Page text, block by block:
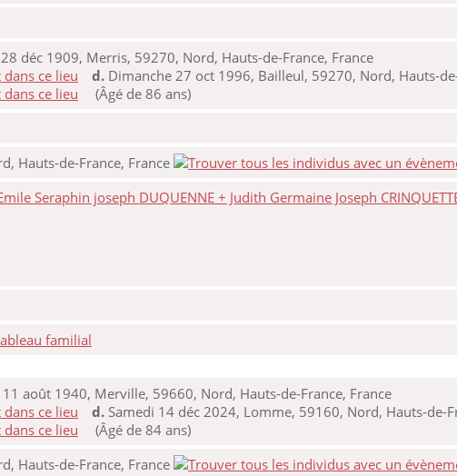
déc 1909, Merris, 59270, Nord, Hauts-de-France, France
d. Dimanche 27 oct 1996, Bailleul, 59270, Nord, Hauts-
(Âgé de 86 ans)
Hauts-de-France, France
Seraphin joseph DUQUENNE + Judith Germaine Joseph
familial
août 1940, Merville, 59660, Nord, Hauts-de-France, France
d. Samedi 14 déc 2024, Lomme, 59160, Nord, Hauts-de-
(Âgé de 84 ans)
Hauts-de-France, France